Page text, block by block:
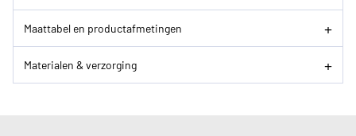
Maattabel en productafmetingen
Materialen & verzorging